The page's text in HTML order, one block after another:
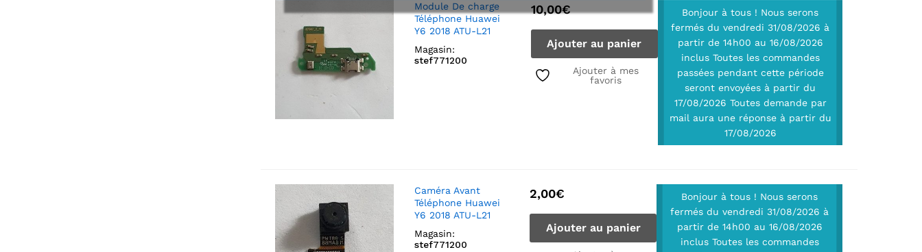
Module De charge
Téléphone Huawei
Y6 2018 ATU-L21
Magasin:
stef771200
10,00€
Ajouter au panier
Ajouter à mes
favoris
Bonjour à tous ! Nous serons
fermés du vendredi 31/08/2026 à
partir de 14h00 au 16/08/2026
inclus Toutes les commandes
passées pendant cette période
seront envoyées à partir du
17/08/2026 Toutes demande par
mail aura une réponse à partir du
17/08/2026
Caméra Avant
Téléphone Huawei
Y6 2018 ATU-L21
Magasin:
stef771200
2,00€
Ajouter au panier
Bonjour à tous ! Nous serons
fermés du vendredi 31/08/2026 à
partir de 14h00 au 16/08/2026
inclus Toutes les commandes